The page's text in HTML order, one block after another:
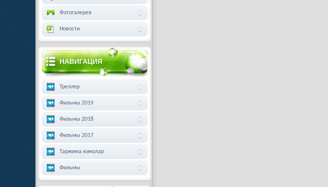
Фотогалерея
Новости
НАВИГАЦИЯ
Треллер
Фильмы 2019
Фильмы 2018
Фильмы 2017
Таржима кинолар
Фильмы